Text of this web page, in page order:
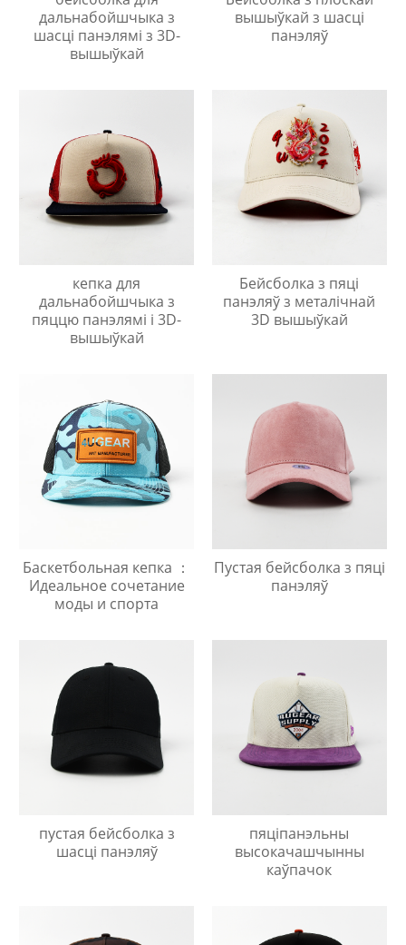
дальнабойшчыка з
шасці панэлямі з 3D-
вышыўкай
вышыўкай з шасці
панэляў
кепка для
дальнабойшчыка з
пяццю панэлямі і 3D-
вышыўкай
Бейсболка з пяці
панэляў з металічнай
3D вышыўкай
Баскетбольная кепка ：
Идеальное сочетание
моды и спорта
Пустая бейсболка з пяці
панэляў
пустая бейсболка з
шасці панэляў
пяціпанэльны
высокачашчынны
каўпачок